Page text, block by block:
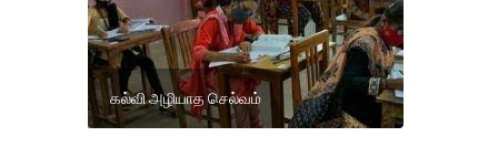
கல்வி அழியாத செல்வம்